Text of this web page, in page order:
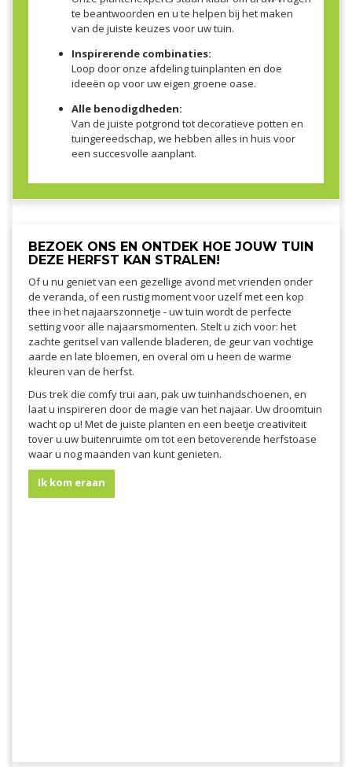
te beantwoorden en u te helpen bij het maken
van de juiste keuzes voor uw tuin.
Inspirerende combinaties:
Loop door onze afdeling tuinplanten en doe
ideeën op voor uw eigen groene oase.
Alle benodigdheden:
Van de juiste potgrond tot decoratieve potten en
tuingereedschap, we hebben alles in huis voor
een succesvolle aanplant.
BEZOEK ONS EN ONTDEK HOE JOUW TUIN
DEZE HERFST KAN STRALEN!
Of u nu geniet van een gezellige avond met vrienden onder
de veranda, of een rustig moment voor uzelf met een kop
thee in het najaarszonnetje - uw tuin wordt de perfecte
setting voor alle najaarsmomenten. Stelt u zich voor: het
zachte geritsel van vallende bladeren, de geur van vochtige
aarde en late bloemen, en overal om u heen de warme
kleuren van de herfst.
Dus trek die comfy trui aan, pak uw tuinhandschoenen, en
laat u inspireren door de magie van het najaar. Uw droomtuin
wacht op u! Met de juiste planten en een beetje creativiteit
tover u uw buitenruimte om tot een betoverende herfstoase
waar u nog maanden van kunt genieten.
Ik kom eraan